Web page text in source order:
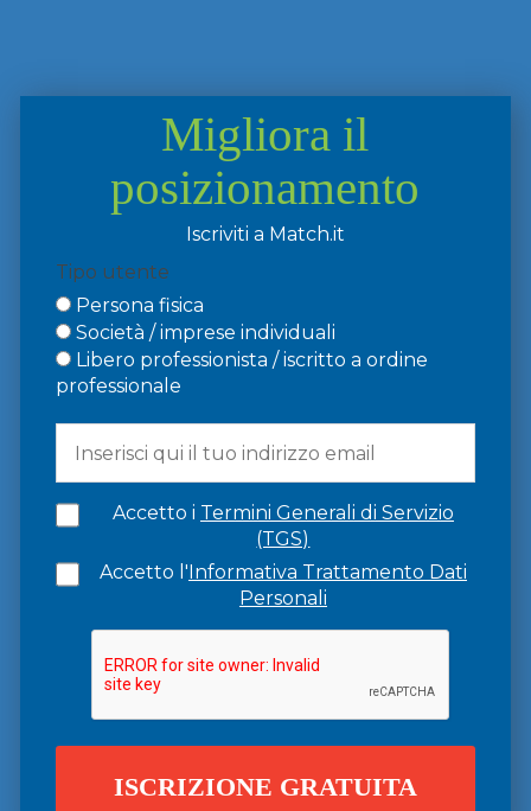
Migliora il
posizionamento
Iscriviti a Match.it
Tipo utente
Persona fisica
Società / imprese individuali
Libero professionista / iscritto a ordine
professionale
Accetto i Termini Generali di Servizio
(TGS)
Accetto l'Informativa Trattamento Dati
Personali